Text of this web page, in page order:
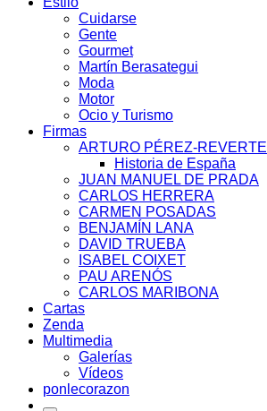
Cuidarse
Gente
Gourmet
Martín Berasategui
Moda
Motor
Ocio y Turismo
Firmas
ARTURO PÉREZ-REVERTE
Historia de España
JUAN MANUEL DE PRADA
CARLOS HERRERA
CARMEN POSADAS
BENJAMÍN LANA
DAVID TRUEBA
ISABEL COIXET
PAU ARENÓS
CARLOS MARIBONA
Cartas
Zenda
Multimedia
Galerías
Vídeos
ponlecorazon